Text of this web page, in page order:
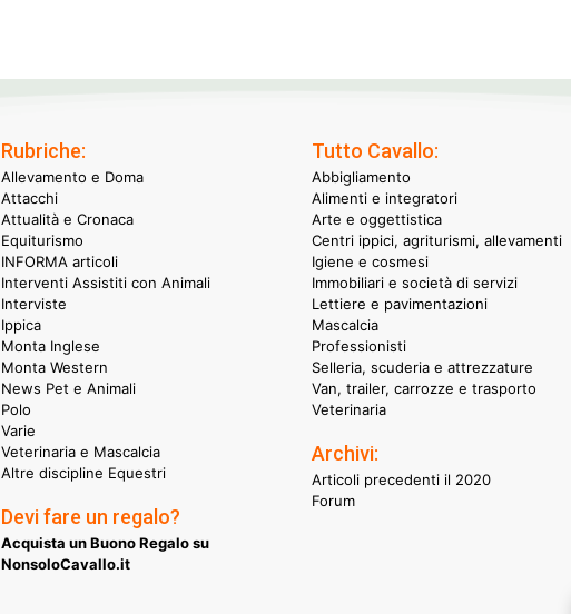
Rubriche:
Allevamento e Doma
Attacchi
Attualità e Cronaca
Equiturismo
INFORMA articoli
Interventi Assistiti con Animali
Interviste
Ippica
Monta Inglese
Monta Western
News Pet e Animali
Polo
Varie
Veterinaria e Mascalcia
Altre discipline Equestri
Devi fare un regalo?
Acquista un Buono Regalo su
NonsoloCavallo.it
Tutto Cavallo:
Abbigliamento
Alimenti e integratori
Arte e oggettistica
Centri ippici, agriturismi, allevamenti
Igiene e cosmesi
Immobiliari e società di servizi
Lettiere e pavimentazioni
Mascalcia
Professionisti
Selleria, scuderia e attrezzature
Van, trailer, carrozze e trasporto
Veterinaria
Archivi:
Articoli precedenti il 2020
Forum